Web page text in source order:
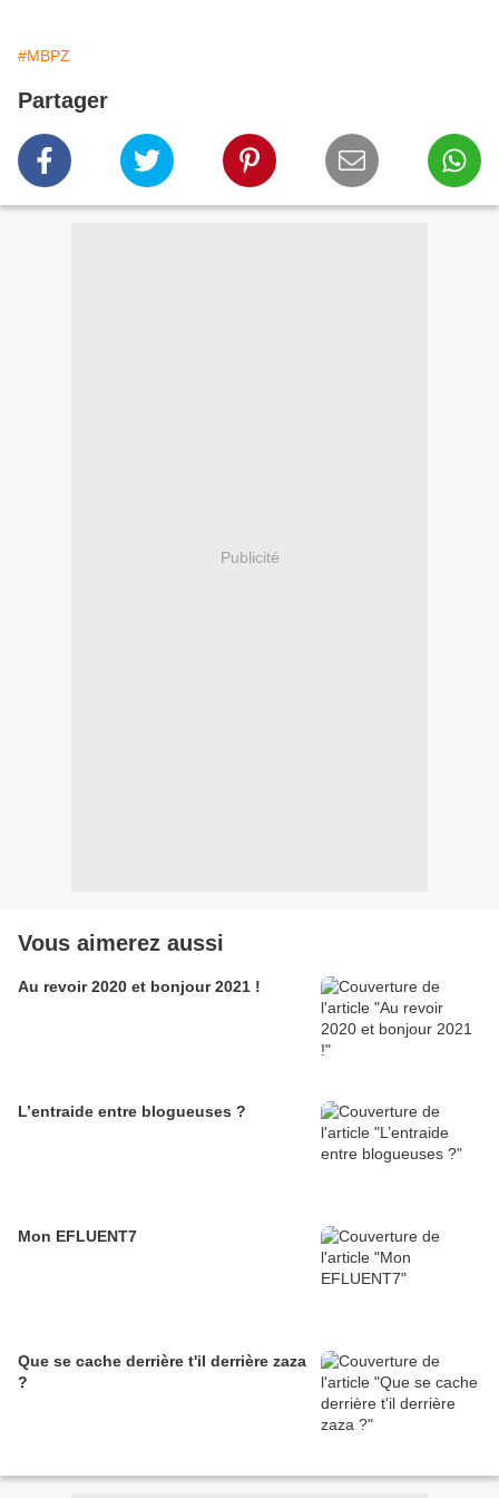
#MBPZ
Partager
Publicité
Vous aimerez aussi
Au revoir 2020 et bonjour 2021 !
L’entraide entre blogueuses ?
Mon EFLUENT7
Que se cache derrière t'il derrière zaza
?